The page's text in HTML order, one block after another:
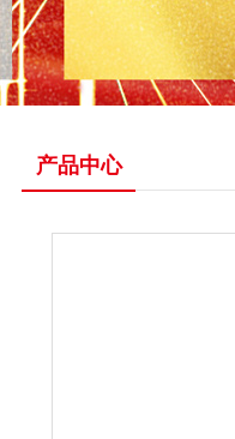
产品中心